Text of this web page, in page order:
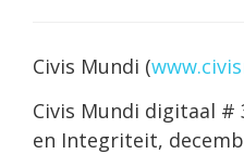
Civis Mundi (
Civis Mundi digitaal #
en Integriteit,